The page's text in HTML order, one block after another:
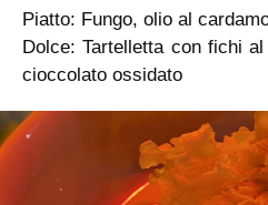
Piatto: Fungo, olio al
Dolce: Tartelletta con fichi
cioccolato ossidato